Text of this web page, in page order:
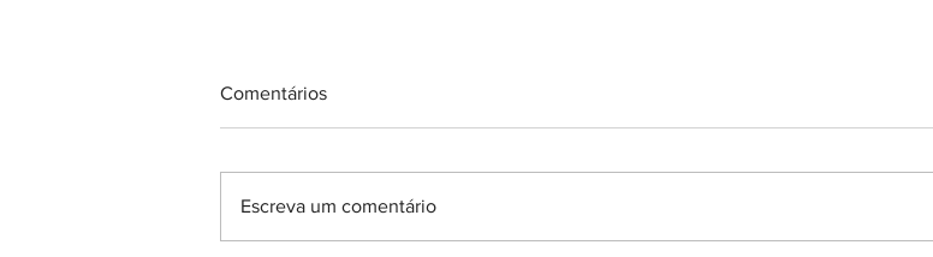
Comentários
Escreva um comentário